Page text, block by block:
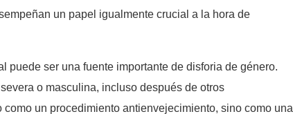
un papel igualmente crucial a la hora de
puede ser una fuente importante de disforia de género.
o masculina, incluso después de otros
un procedimiento antienvejecimiento, sino como una